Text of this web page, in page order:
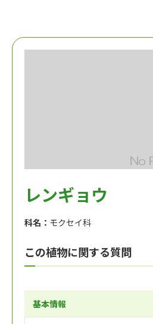
レンギョウ
科名： モクセイ科
この植物に関する質問
基本情報